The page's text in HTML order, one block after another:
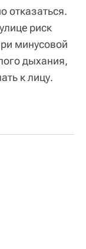
отказаться.
риск
минусовой
дыхания,
к лицу.